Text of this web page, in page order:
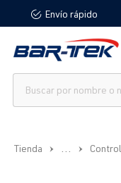
principalEnvío rápido
Tienda ...